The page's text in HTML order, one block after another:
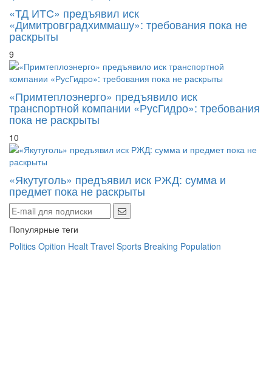
«ТД ИТС» предъявил иск
«Димитровградхиммашу»: требования пока не
раскрыты
9
«Примтеплоэнерго» предъявило иск
транспортной компании «РусГидро»: требования
пока не раскрыты
10
«Якутуголь» предъявил иск РЖД: сумма и
предмет пока не раскрыты
Популярные теги
Politics Opition Healt Travel Sports Breaking Population